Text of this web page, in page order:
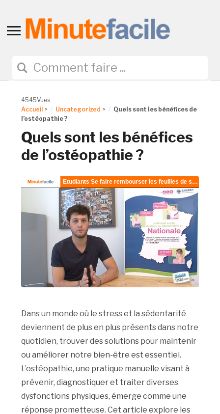
Toggle
navigation
4545Vues
Accueil > Uncategorized >
Quels sont les bénéfices de
l’ostéopathie ?
Quels sont les bénéfices
de l’ostéopathie ?
Dans un monde où le stress et la sédentarité
deviennent de plus en plus présents dans notre
quotidien, trouver des solutions pour maintenir
ou améliorer notre bien-être est essentiel.
L’ostéopathie, une pratique manuelle visant à
prévenir, diagnostiquer et traiter diverses
dysfonctions physiques, émerge comme une
réponse prometteuse. Cet article explore les